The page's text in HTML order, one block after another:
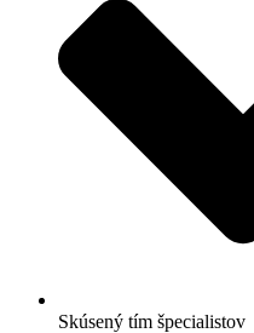
Skúsený tím špecialistov